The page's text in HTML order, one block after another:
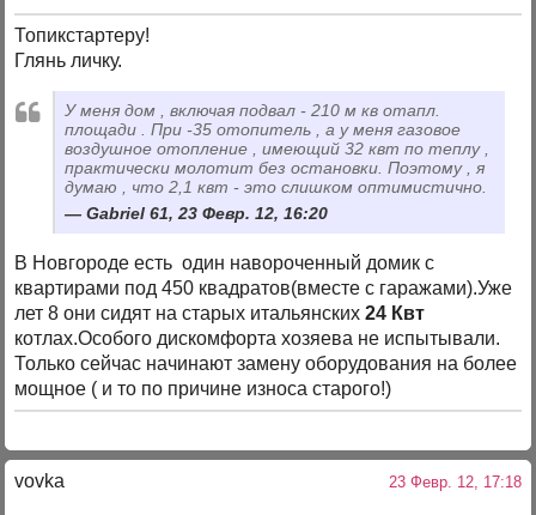
Топикстартеру!
Глянь личку.
У меня дом , включая подвал - 210 м кв отапл.
площади . При -35 отопитель , а у меня газовое
воздушное отопление , имеющий 32 квт по теплу ,
практически молотит без остановки. Поэтому , я
думаю , что 2,1 квт - это слишком оптимистично.
Gabriel 61, 23 Февр. 12, 16:20
В Новгороде есть один навороченный домик с
квартирами под 450 квадратов(вместе с гаражами).Уже
лет 8 они сидят на старых итальянских24 Квт
котлах.Особого дискомфорта хозяева не испытывали.
Только сейчас начинают замену оборудования на более
мощное ( и то по причине износа старого!)
vovka 23 Февр. 12, 17:18